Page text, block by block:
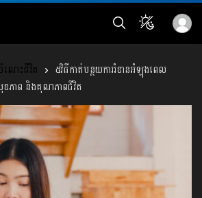
ចំណេះជីវិត
៥វិធីកាត់បន្ថយការរំខានអំឡុងពេល
ខភាព និងគុណភាពជីវិត